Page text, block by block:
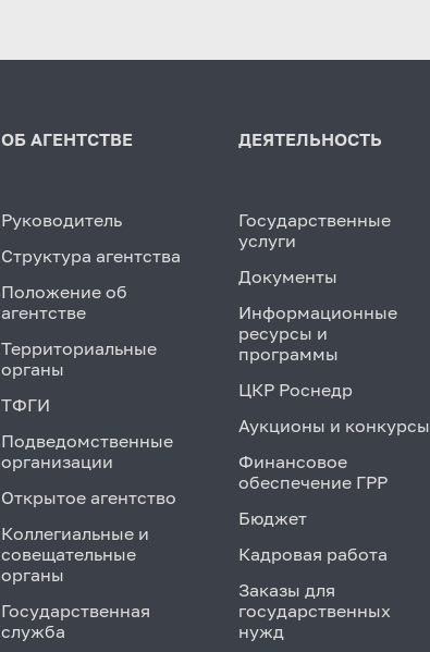
ОБ АГЕНТСТВЕ
Руководитель
Структура агентства
Положение об
агентстве
Территориальные
органы
ТФГИ
Подведомственные
организации
Открытое агентство
Коллегиальные и
совещательные
органы
Государственная
служба
ДЕЯТЕЛЬНОСТЬ
Государственные
услуги
Документы
Информационные
ресурсы и
программы
ЦКР Роснедр
Аукционы и конкурсы
Финансовое
обеспечение ГРР
Бюджет
Кадровая работа
Заказы для
государственных
нужд